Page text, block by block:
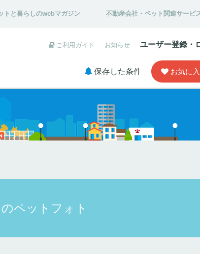
トと暮らしのwebマガジン 不動産会社・ペット関連サービ
ご利用ガイド お知らせ ユーザー登録・
保存した条件 お気に
ペットフォト